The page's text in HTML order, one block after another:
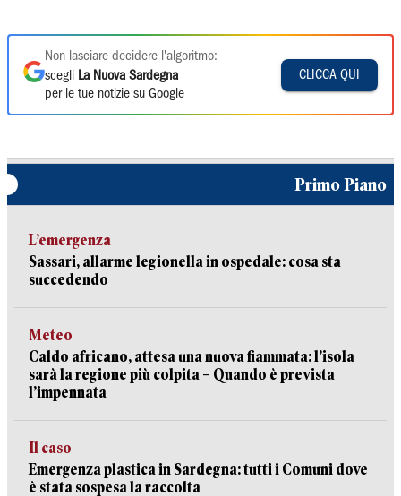
Non lasciare decidere l'algoritmo:
scegli La Nuova Sardegna
per le tue notizie su Google
CLICCA QUI
Primo Piano
L’emergenza
Sassari, allarme legionella in ospedale: cosa sta
succedendo
Meteo
Caldo africano, attesa una nuova fiammata: l’isola
sarà la regione più colpita – Quando è prevista
l’impennata
Il caso
Emergenza plastica in Sardegna: tutti i Comuni dove
è stata sospesa la raccolta